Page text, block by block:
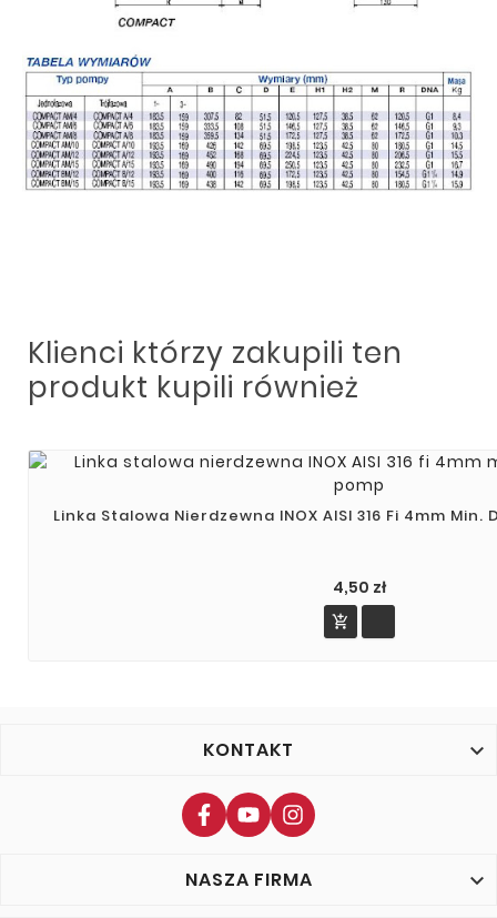
Klienci którzy zakupili ten
produkt kupili również
Linka Stalowa Nierdzewna INOX AISI 316 Fi 4mm
4,50 zł

KONTAKT 
NASZA FIRMA 